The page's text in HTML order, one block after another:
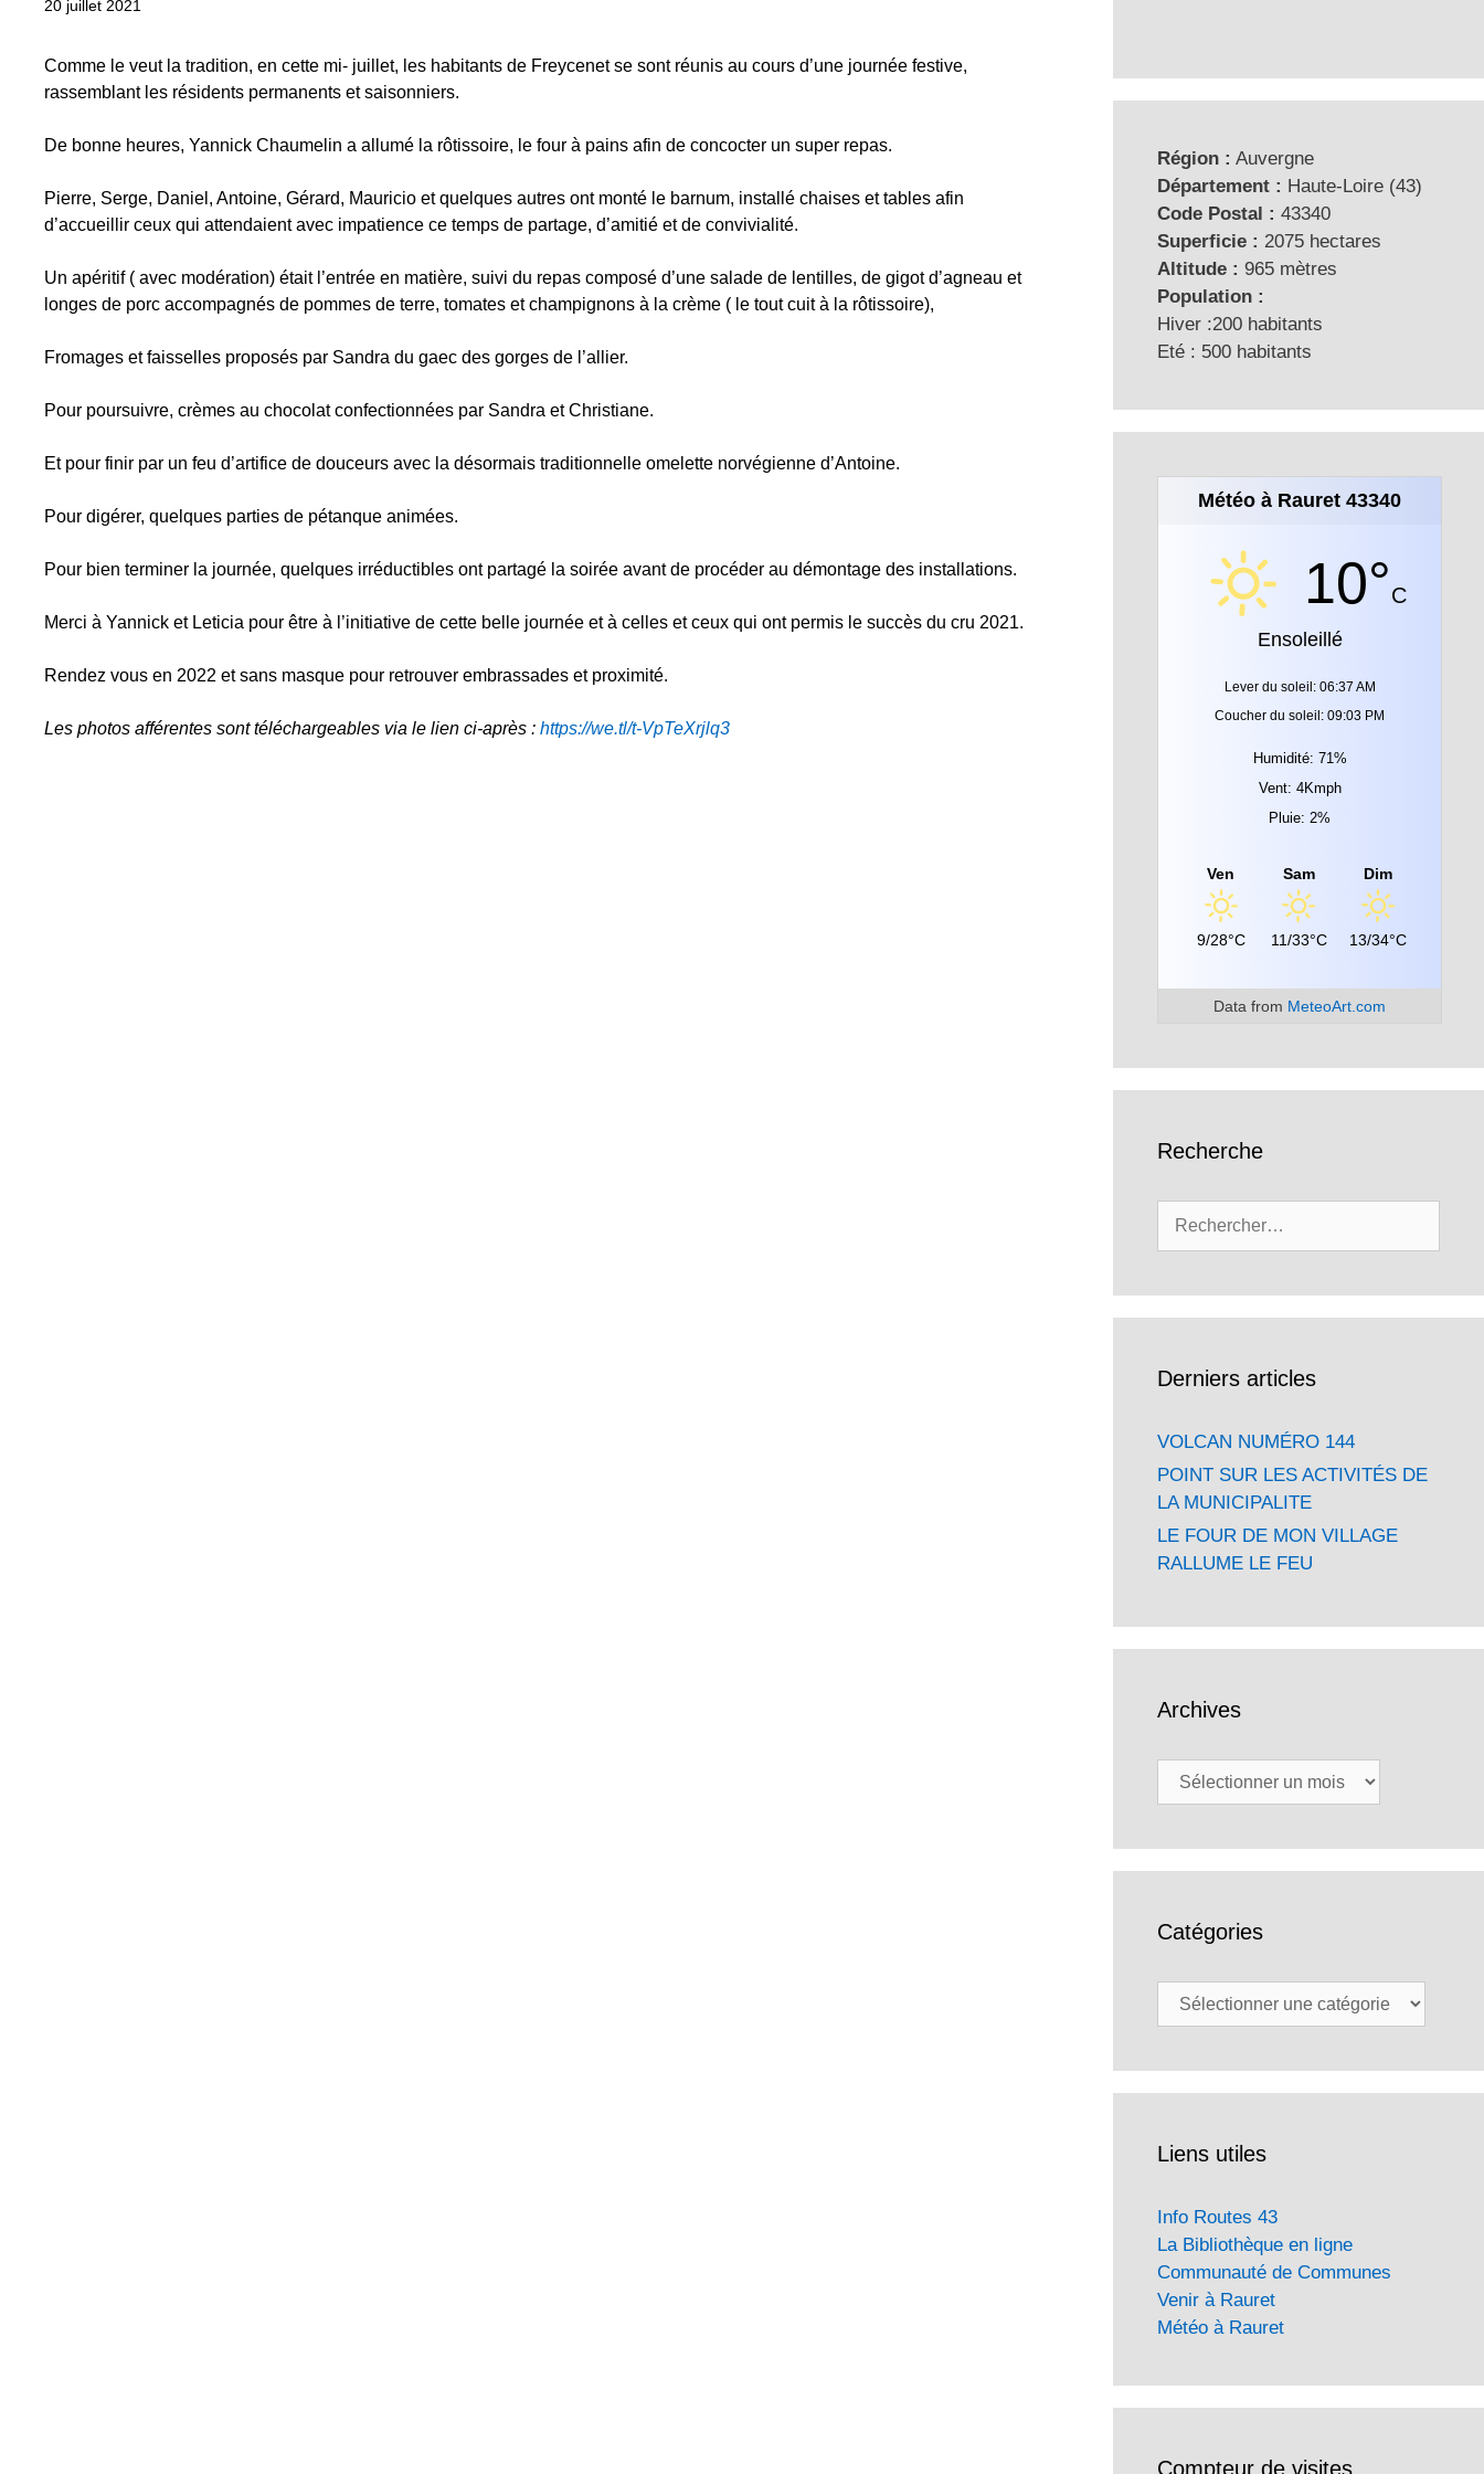
20 juillet 2021
Comme le veut la tradition, en cette mi- juillet, les habitants de Freycenet se sont réunis au cours d’une journée festive,
rassemblant les résidents permanents et saisonniers.
De bonne heures, Yannick Chaumelin a allumé la rôtissoire, le four à pains afin de concocter un super repas.
Pierre, Serge, Daniel, Antoine, Gérard, Mauricio et quelques autres ont monté le barnum, installé chaises et tables afin
d’accueillir ceux qui attendaient avec impatience ce temps de partage, d’amitié et de convivialité.
Un apéritif ( avec modération) était l’entrée en matière, suivi du repas composé d’une salade de lentilles, de gigot d’agneau et
longes de porc accompagnés de pommes de terre, tomates et champignons à la crème ( le tout cuit à la rôtissoire),
Fromages et faisselles proposés par Sandra du gaec des gorges de l’allier.
Pour poursuivre, crèmes au chocolat confectionnées par Sandra et Christiane.
Et pour finir par un feu d’artifice de douceurs avec la désormais traditionnelle omelette norvégienne d’Antoine.
Pour digérer, quelques parties de pétanque animées.
Pour bien terminer la journée, quelques irréductibles ont partagé la soirée avant de procéder au démontage des installations.
Merci à Yannick et Leticia pour être à l’initiative de cette belle journée et à celles et ceux qui ont permis le succès du cru 2021.
Rendez vous en 2022 et sans masque pour retrouver embrassades et proximité.
Les photos afférentes sont téléchargeables via le lien ci-après : https://we.tl/t-VpTeXrjlq3
Région : Auvergne
Département : Haute-Loire (43)
Code Postal : 43340
Superficie : 2075 hectares
Altitude : 965 mètres
Population :
Hiver :200 habitants
Eté : 500 habitants
Météo à Rauret 43340
10°C
Ensoleillé
Lever du soleil: 06:37 AM
Coucher du soleil: 09:03 PM
Humidité: 71%
Vent: 4Kmph
Pluie: 2%
Ven
9/28°C
Sam
11/33°C
Dim
13/34°C
Data from MeteoArt.com
Recherche
Derniers articles
VOLCAN NUMÉRO 144
POINT SUR LES ACTIVITÉS DE
LA MUNICIPALITE
LE FOUR DE MON VILLAGE
RALLUME LE FEU
Archives
Archives
Catégories
Catégories
Liens utiles
Info Routes 43
La Bibliothèque en ligne
Communauté de Communes
Venir à Rauret
Météo à Rauret
Compteur de visites